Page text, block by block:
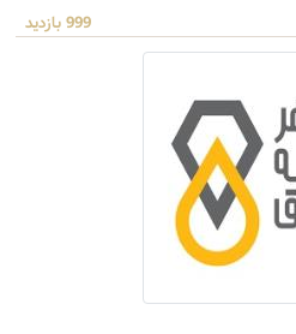
999 بازدید